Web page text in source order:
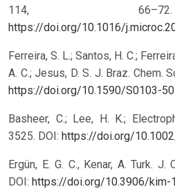
114,
https://doi.org/10.1016/
Ferreira, S. L.; Santos, H. C.;
A. C.; Jesus, D. S. J. Braz. Chem.
https://doi.org/10.1590/S0103-
Basheer, C.; Lee, H. K.;
3525. DOI: https://doi.org/
Ergün, E. G. C., Kenar, A. Turk.
DOI: https://doi.org/10.3906/kim-